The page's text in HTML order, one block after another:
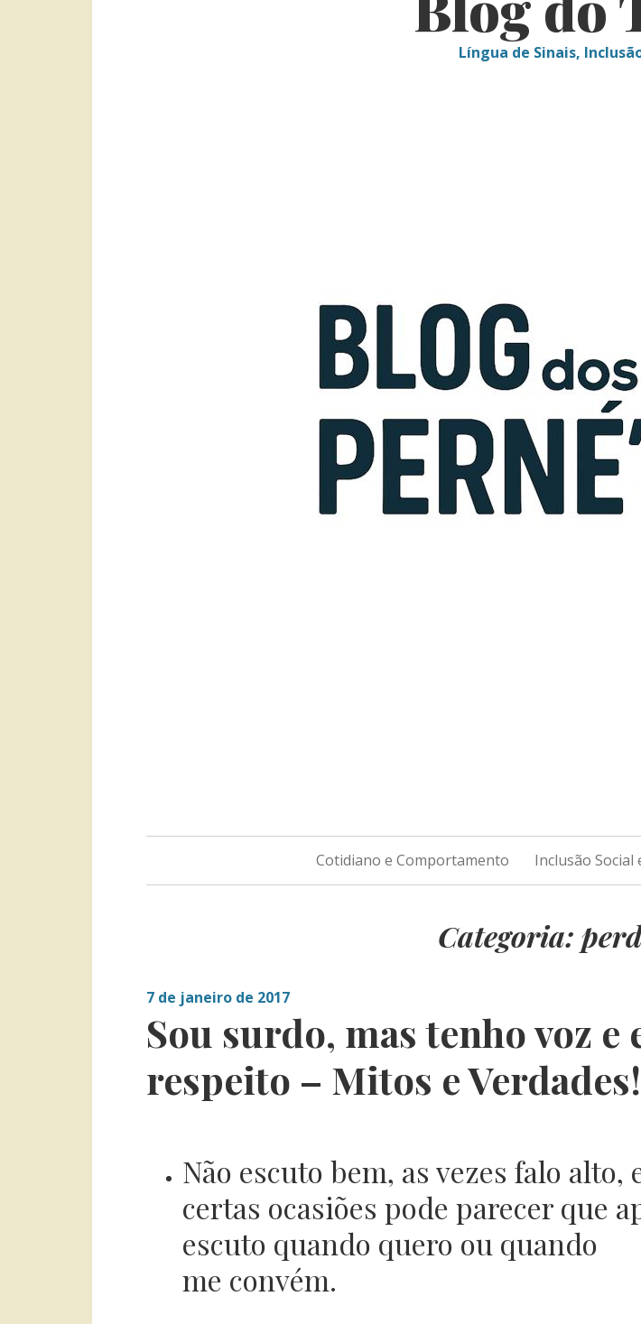
Língua de Sinais,
Cotidiano e Comportamento Inclusão Social
Categoria:
7 de janeiro de 2017
Sou surdo, mas tenho voz e
respeito – Mitos e Verdades!
Não escuto bem, as vezes falo alto,
certas ocasiões pode parecer que
escuto quando quero ou quando
me convém.